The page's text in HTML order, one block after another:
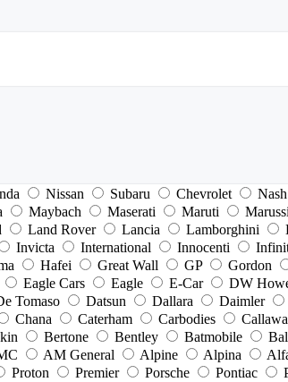
Nissan Subaru Chevrolet Nash
Maybach Maserati Maruti
Land Rover Lancia Lamborghini
Invicta International Innocenti
Hafei Great Wall GP Gordon
Eagle Cars Eagle E-Car DW
Tomaso Datsun Dallara Daimler
Chana Caterham Carbodies
Bertone Bentley Batmobile
AM General Alpine Alpina
Proton Premier Porsche Pontiac